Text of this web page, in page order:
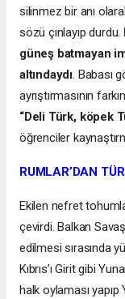
silinmez bir anı
sözü çınlayıp durdu.
güneş batmayan
altındaydı. Babası
ayrıştırmasının
“Deli Türk, köpek
öğrenciler
RUMLAR’DAN
Ekilen nefret
çevirdi. Balkan
edilmesi sırasında
Kıbrıs’ı Girit gibi
halk oylaması